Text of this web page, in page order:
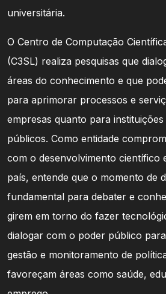
universitária.
O Centro de Computação
(C3SL) realiza pesquisas que
áreas do conhecimento e que
para aprimorar processos e
empresas quanto para
públicos. Como entidade
com o desenvolvimento científico
país, entende que o momento de
fundamental para debater e
girem em torno do fazer
dialogar com o poder público
gestão e monitoramento de
favoreçam áreas como saúde,